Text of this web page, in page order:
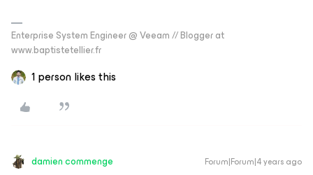
Enterprise System Engineer @ Veeam // Blogger at
www.baptistetellier.fr
1 person likes this
damien commenge Forum|Forum|4 years ago